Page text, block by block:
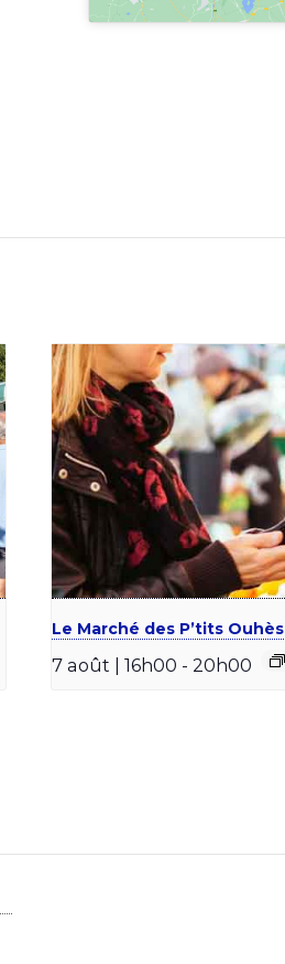
Le Marché des P’tits Ouhès
7 août | 16h00 - 20h00